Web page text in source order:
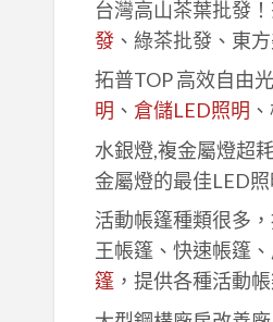
台灣高山茶葉批發
發、綠茶批發、東
拓普TOP 高效自由
明 、 倉儲LED照明
水銀燈,複金屬燈超
金屬燈的最佳LED
活動帳篷種類很多
王帳篷、快速帳篷
篷，提供各種活動